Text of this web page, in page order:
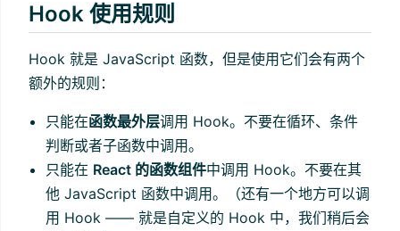
Hook 使用规则
Hook 就是 JavaScript 函数，但是使用它们会有两个
额外的规则：
只能在函数最外层调用 Hook。不要在循环、条件
判断或者子函数中调用。
只能在 React 的函数组件中调用 Hook。不要在其
他 JavaScript 函数中调用。（还有一个地方可以调
用 Hook —— 就是自定义的 Hook 中，我们稍后会